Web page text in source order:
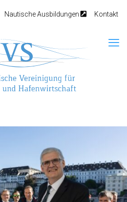
Nautische Ausbildungen Kontakt